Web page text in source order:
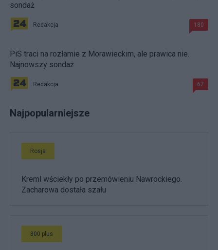
sondaż
Redakcja 180
PiS traci na rozłamie z Morawieckim, ale prawica nie.
Najnowszy sondaż
Redakcja 67
Najpopularniejsze
Rosja
Kreml wściekły po przemówieniu Nawrockiego.
Zacharowa dostała szału
800 plus